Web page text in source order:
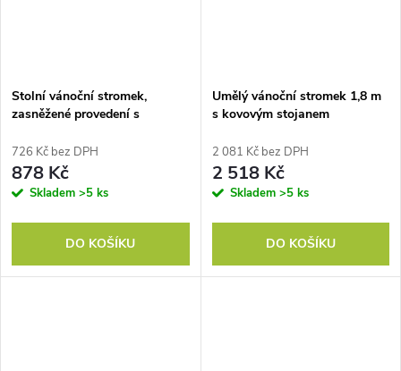
Stolní vánoční stromek,
zasněžené provedení s
726 Kč bez DPH
878 Kč
Skladem >5 ks
DO KOŠÍKU
Umělý vánoční stromek 1,8 m
s kovovým stojanem
2 081 Kč bez DPH
2 518 Kč
Skladem >5 ks
DO KOŠÍKU